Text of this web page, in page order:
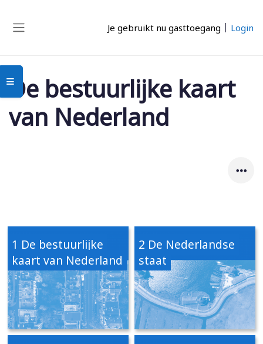
Je gebruikt nu gasttoegang Login
Open cursusindex
De bestuurlijke kaart
van Nederland
1 De bestuurlijke
kaart van Nederland
2 De Nederlandse
staat